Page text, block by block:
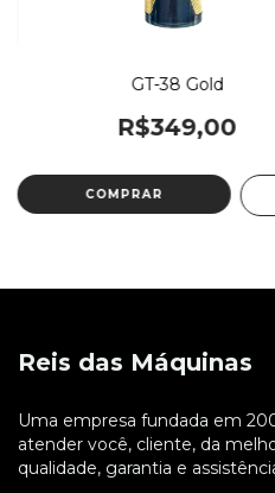
GT-38 Gold
R$349,00
Reis das Máquinas
Uma empresa fundada em
atender você, cliente, da
qualidade, garantia e